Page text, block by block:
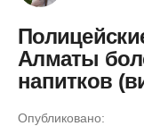
Алматы
напитков
Опубликовано: